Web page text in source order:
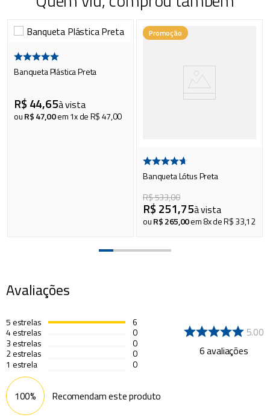
Banqueta Plástica Preta
R$ 44,65à vista
ouR$47,00em1x deR$47,00
Promoção
Banqueta Lótus Preta
R$533,00
R$ 251,75à vista
ouR$265,00em8x deR$33,12
Avaliações
5estrelas
4estrelas
3estrelas
2estrelas
1 estrela
6
0
0
0
0
5.00
6avaliações
100% Recomendam este produto